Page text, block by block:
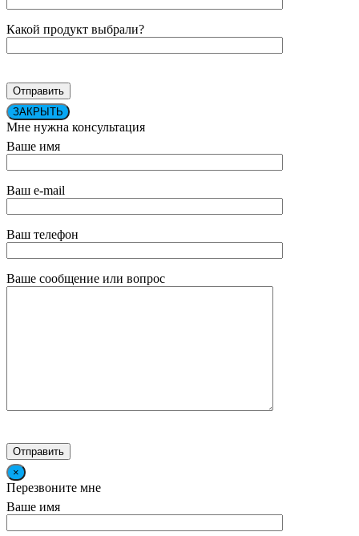
Какой продукт выбрали?
ЗАКРЫТЬ
Мне нужна консультация
Ваше имя
Ваш e-mail
Ваш телефон
Ваше сообщение или вопрос
×
Перезвоните мне
Ваше имя